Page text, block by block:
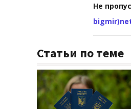
Не
Статьи по теме